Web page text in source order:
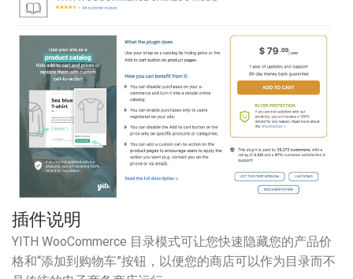
插件说明
YITH WooCommerce 目录模式可让您快速隐藏您的产品价
格和“添加到购物车”按钮，以便您的商店可以作为目录而不